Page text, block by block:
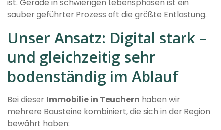
ist. Gerade in schwierigen Lebensphasen ist ein
sauber geführter Prozess oft die größte Entlastung.
Unser Ansatz: Digital stark –
und gleichzeitig sehr
bodenständig im Ablauf
Bei dieser Immobilie in Teuchern haben wir
mehrere Bausteine kombiniert, die sich in der Region
bewährt haben: